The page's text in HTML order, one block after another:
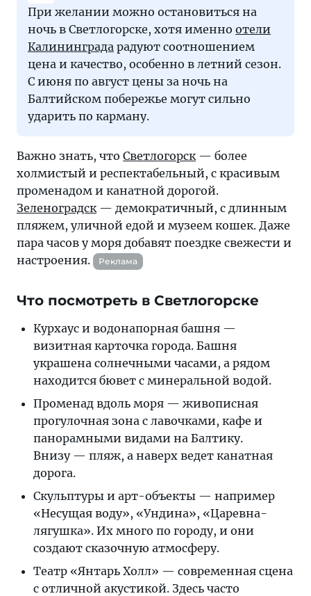
При желании можно остановиться на
ночь в Светлогорске, хотя именно отели
Калининграда радуют соотношением
цена и качество, особенно в летний сезон.
С июня по август цены за ночь на
Балтийском побережье могут сильно
ударить по карману.
Важно знать, что Светлогорск — более
холмистый и респектабельный, с красивым
променадом и канатной дорогой.
Зеленоградск — демократичный, с длинным
пляжем, уличной едой и музеем кошек. Даже
пара часов у моря добавят поездке свежести и
настроения.
Реклама
Что посмотреть в Светлогорске
Курхаус и водонапорная башня —
визитная карточка города. Башня
украшена солнечными часами, а рядом
находится бювет с минеральной водой.
Променад вдоль моря — живописная
прогулочная зона с лавочками, кафе и
панорамными видами на Балтику.
Внизу — пляж, а наверх ведет канатная
дорога.
Скульптуры и арт-объекты — например
«Несущая воду», «Ундина», «Царевна-
лягушка». Их много по городу, и они
создают сказочную атмосферу.
Театр «Янтарь Холл» — современная сцена
с отличной акустикой. Здесь часто